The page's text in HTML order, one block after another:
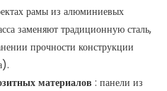
рамы из алюминиевых
заменяют традиционную сталь,
прочности конструкции
материалов : панели из